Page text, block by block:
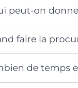
peut-on
faire la
de temps